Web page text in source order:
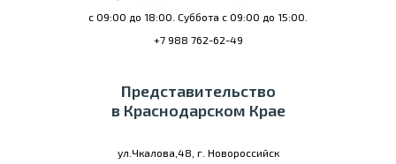
с 09:00 до 18:00. Суббота с 09:00 до 15:00.
+7 988 762-62-49
Представительство
в Краснодарском Крае
ул.Чкалова,48, г. Новороссийск